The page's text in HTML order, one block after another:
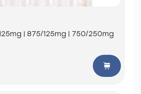
| 875/125mg | 750/250mg